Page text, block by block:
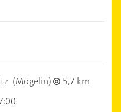
(Mögelin)
5,7 km